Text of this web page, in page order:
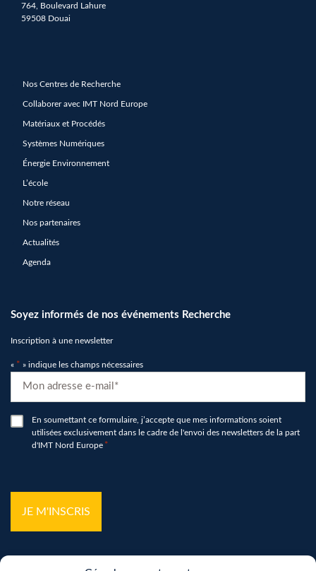
764, Boulevard Lahure
59508 Douai
Nos Centres de Recherche
Collaborer avec IMT Nord Europe
Matériaux et Procédés
Systèmes Numériques
Énergie Environnement
L’école
Notre réseau
Nos partenaires
Actualités
Agenda
Soyez informés de nos événements Recherche
Inscription à une newsletter
« * » indique les champs nécessaires
*
RGPDEn soumettant ce formulaire, j’accepte que mes informations soient
utilisées exclusivement dans le cadre de l'envoi des newsletters de la part
d'IMT Nord Europe *